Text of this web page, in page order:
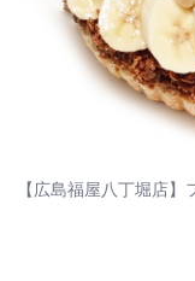
【広島福屋八丁堀店